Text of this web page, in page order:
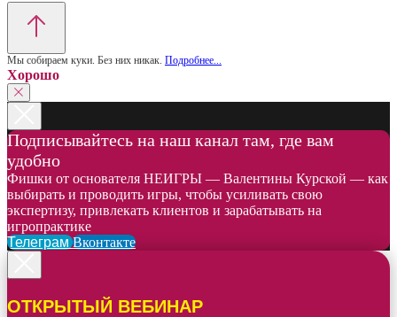
Мы собираем куки. Без них никак. Подробнее...
Хорошо
Подписывайтесь на наш канал там, где вам
удобно
Фишки от основателя НЕИГРЫ — Валентины Курской — как
выбирать и проводить игры, чтобы усиливать свою
экспертизу, привлекать клиентов и зарабатывать на
игропрактике
Телеграм Вконтакте
ОТКРЫТЫЙ ВЕБИНАР